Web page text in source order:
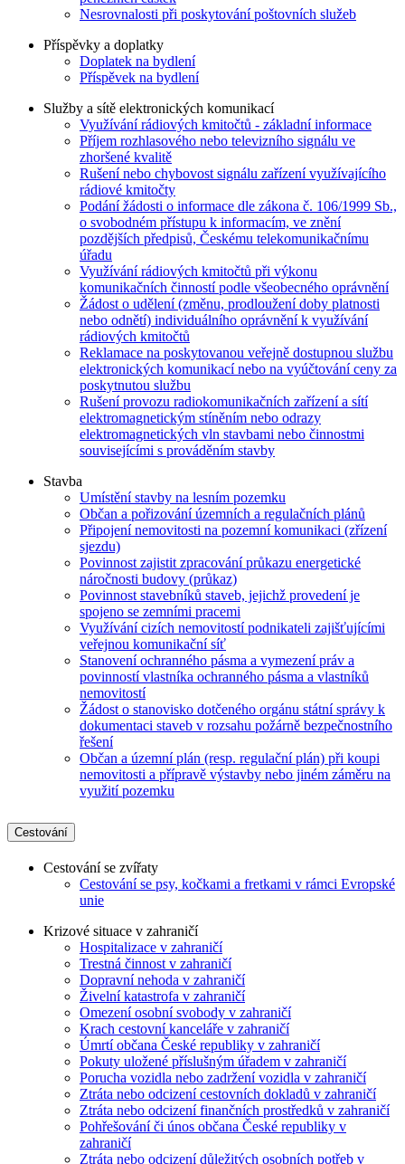
Nesrovnalosti při poskytování poštovních služeb
Příspěvky a doplatky
Doplatek na bydlení
Příspěvek na bydlení
Služby a sítě elektronických komunikací
Využívání rádiových kmitočtů - základní informace
Příjem rozhlasového nebo televizního signálu ve
zhoršené kvalitě
Rušení nebo chybovost signálu zařízení využívajícího
rádiové kmitočty
Podání žádosti o informace dle zákona č. 106/1999 Sb.,
o svobodném přístupu k informacím, ve znění
pozdějších předpisů, Českému telekomunikačnímu
úřadu
Využívání rádiových kmitočtů při výkonu
komunikačních činností podle všeobecného oprávnění
Žádost o udělení (změnu, prodloužení doby platnosti
nebo odnětí) individuálního oprávnění k využívání
rádiových kmitočtů
Reklamace na poskytovanou veřejně dostupnou službu
elektronických komunikací nebo na vyúčtování ceny za
poskytnutou službu
Rušení provozu radiokomunikačních zařízení a sítí
elektromagnetickým stíněním nebo odrazy
elektromagnetických vln stavbami nebo činnostmi
souvisejícími s prováděním stavby
Stavba
Umístění stavby na lesním pozemku
Občan a pořizování územních a regulačních plánů
Připojení nemovitosti na pozemní komunikaci (zřízení
sjezdu)
Povinnost zajistit zpracování průkazu energetické
náročnosti budovy (průkaz)
Povinnost stavebníků staveb, jejichž provedení je
spojeno se zemními pracemi
Využívání cizích nemovitostí podnikateli zajišťujícími
veřejnou komunikační síť
Stanovení ochranného pásma a vymezení práv a
povinností vlastníka ochranného pásma a vlastníků
nemovitostí
Žádost o stanovisko dotčeného orgánu státní správy k
dokumentaci staveb v rozsahu požárně bezpečnostního
řešení
Občan a územní plán (resp. regulační plán) při koupi
nemovitosti a přípravě výstavby nebo jiném záměru na
využití pozemku
Cestování
Cestování se zvířaty
Cestování se psy, kočkami a fretkami v rámci Evropské
unie
Krizové situace v zahraničí
Hospitalizace v zahraničí
Trestná činnost v zahraničí
Dopravní nehoda v zahraničí
Živelní katastrofa v zahraničí
Omezení osobní svobody v zahraničí
Krach cestovní kanceláře v zahraničí
Úmrtí občana České republiky v zahraničí
Pokuty uložené příslušným úřadem v zahraničí
Porucha vozidla nebo zadržení vozidla v zahraničí
Ztráta nebo odcizení cestovních dokladů v zahraničí
Ztráta nebo odcizení finančních prostředků v zahraničí
Pohřešování či únos občana České republiky v
zahraničí
Ztráta nebo odcizení důležitých osobních potřeb v